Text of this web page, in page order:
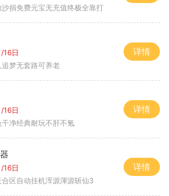
沙捐免费元宝无充值终极全靠打
16日
追梦无套路可养老
详情
16日
干净经典耐玩不肝不氪
详情
16日
合区自动挂机浑源渾源斩仙3
详情